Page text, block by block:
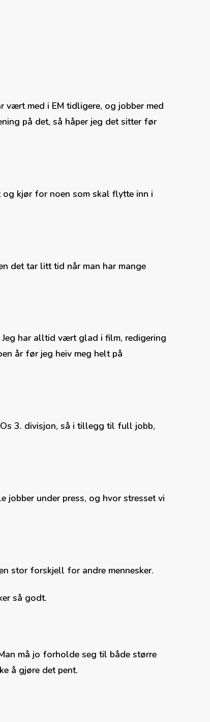
vært med i EM tidligere, og jobber med
på det, så håper jeg det sitter før
kjør for noen som skal flytte inn i
det tar litt tid når man har mange
har alltid vært glad i film, redigering
år før jeg heiv meg helt på
3. divisjon, så i tillegg til full jobb,
jobber under press, og hvor stresset vi
stor forskjell for andre mennesker.
så godt.
må jo forholde seg til både større
å gjøre det pent.